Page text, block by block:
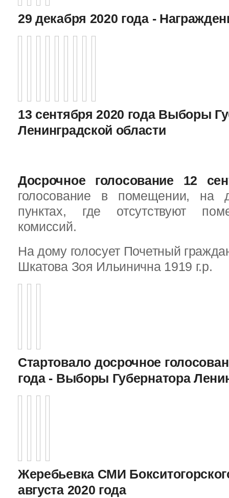
29 декабря 2020 года -
13 сентября 2020 года Выборы
Ленинградской области
Досрочное голосование 12
голосование в помещении, на
пунктах, где отсутствуют
комиссий.
На дому голосует Почетный
Шкатова Зоя Ильинична 1919 г.р.
Стартовало досрочное
года - Выборы Губернатора
Жеребьевка СМИ
августа 2020 года